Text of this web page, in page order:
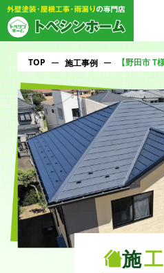
TOP ー 施工事例 ー
施工